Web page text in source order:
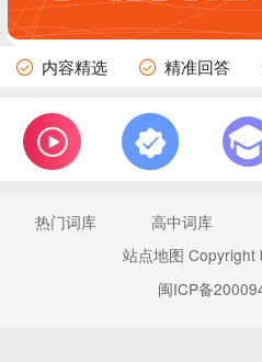
内容精选 精准回答
热门词库 高中词库
站点地图 Copyright
闽ICP备